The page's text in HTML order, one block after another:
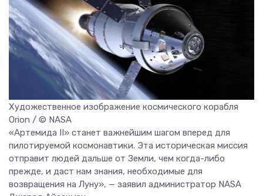
Художественное изображение космического корабля
Orion / © NASA
«Артемида II» станет важнейшим шагом вперед для
пилотируемой космонавтики. Эта историческая миссия
отправит людей дальше от Земли, чем когда-либо
прежде, и даст нам знания, необходимые для
возвращения на Луну», — заявил администратор NASA